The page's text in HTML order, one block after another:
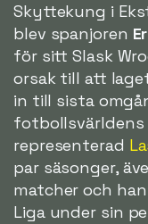
Skyttekung i
blev spanjoren
för sitt Slask
orsak till att
in till sista
fotbollsvärldens
representerad
par säsonger,
matcher och
Liga under sin